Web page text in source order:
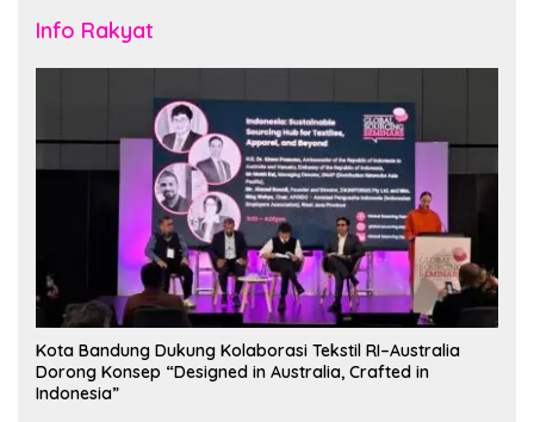
Info Rakyat
Kota Bandung Dukung Kolaborasi Tekstil RI–Australia
Dorong Konsep “Designed in Australia, Crafted in
Indonesia”